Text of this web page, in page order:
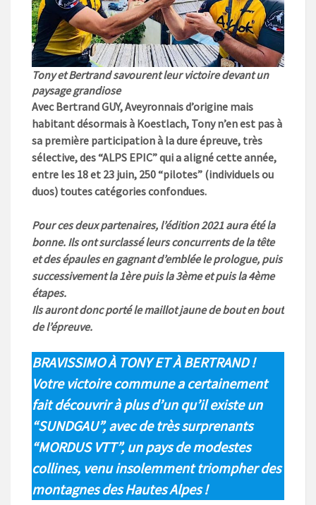
Tony et Bertrand savourent leur victoire devant un
paysage grandiose
Avec Bertrand GUY, Aveyronnais d’origine mais
habitant désormais à Koestlach, Tony n’en est pas à
sa première participation à la dure épreuve, très
sélective, des “ALPS EPIC” qui a aligné cette année,
entre les 18 et 23 juin, 250 “pilotes” (individuels ou
duos) toutes catégories confondues.
Pour ces deux partenaires, l’édition 2021 aura été la
bonne. Ils ont surclassé leurs concurrents de la tête
et des épaules en gagnant d’emblée le prologue, puis
successivement la 1ère puis la 3ème et puis la 4ème
étapes.
Ils auront donc porté le maillot jaune de bout en bout
de l’épreuve.
BRAVISSIMO À TONY ET À BERTRAND !
Votre victoire commune a certainement
fait découvrir à plus d’un qu’il existe un
“SUNDGAU”, avec de très surprenants
“MORDUS VTT”, un pays de modestes
collines, venu insolemment triompher des
montagnes des Hautes Alpes !